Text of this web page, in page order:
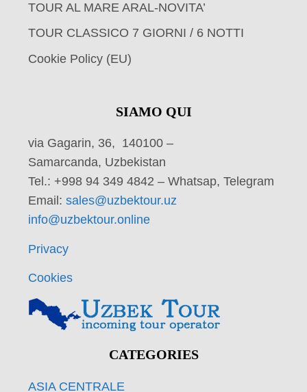
TOUR AL MARE ARAL-NOVITA’
TOUR CLASSICO 7 GIORNI / 6 NOTTI
Cookie Policy (EU)
SIAMO QUI
via Gagarin, 36, 140100 –
Samarcanda, Uzbekistan
Tel.: +998 94 349 4842 – Whatsap, Telegram
Email: sales@uzbektour.uz
info@uzbektour.online
Privacy
Cookies
CATEGORIES
ASIA CENTRALE